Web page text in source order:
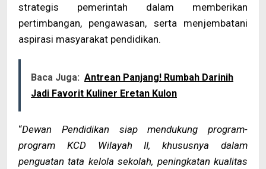
strategis pemerintah dalam memberikan
pertimbangan, pengawasan, serta menjembatani
aspirasi masyarakat pendidikan.
Baca Juga: Antrean Panjang! Rumbah Darinih
Jadi Favorit Kuliner Eretan Kulon
“Dewan Pendidikan siap mendukung program-
program KCD Wilayah II, khususnya dalam
penguatan tata kelola sekolah, peningkatan kualitas